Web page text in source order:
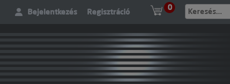
Bejelentkezés Regisztráció 0